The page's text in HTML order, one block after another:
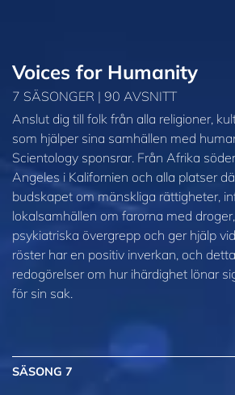
Voices for Humanity
7 SÄSONGER | 90 AVSNITT
Anslut dig till folk från alla religioner,
som hjälper sina samhällen med
Scientology sponsrar. Från Afrika
Angeles i Kalifornien och alla platser
budskapet om mänskliga rättigheter,
lokalsamhällen om farorna med
psykiatriska övergrepp och ger hjälp
röster har en positiv inverkan, och
redogörelser om hur ihärdighet lönar
för sin sak.
SÄSONG 7